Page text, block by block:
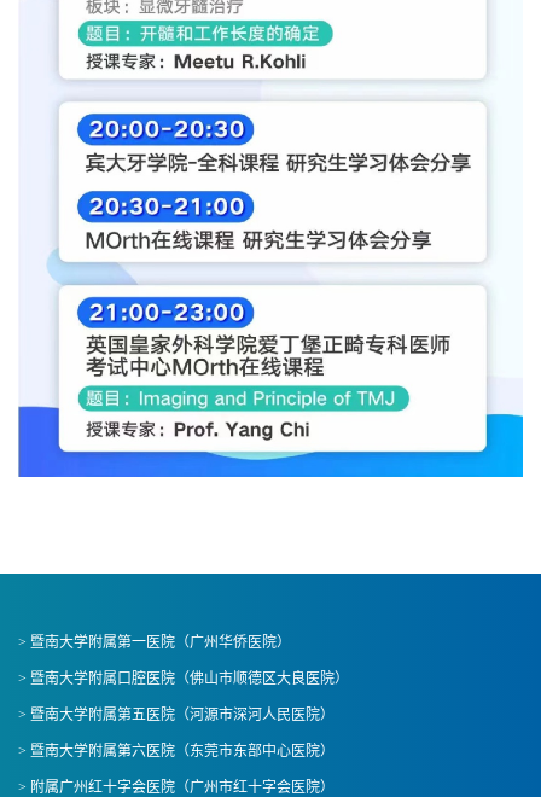
> 暨南大学附属第一医院（广州华侨医院）
> 暨南大学附属口腔医院（佛山市顺德区大良医院）
> 暨南大学附属第五医院（河源市深河人民医院）
> 暨南大学附属第六医院（东莞市东部中心医院）
> 附属广州红十字会医院（广州市红十字会医院）